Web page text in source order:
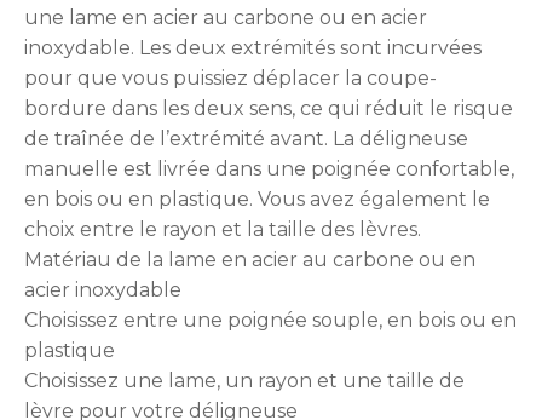
une lame en acier au carbone ou en acier
inoxydable. Les deux extrémités sont incurvées
pour que vous puissiez déplacer la coupe-
bordure dans les deux sens, ce qui réduit le risque
de traînée de l’extrémité avant. La déligneuse
manuelle est livrée dans une poignée confortable,
en bois ou en plastique. Vous avez également le
choix entre le rayon et la taille des lèvres.
Matériau de la lame en acier au carbone ou en
acier inoxydable
Choisissez entre une poignée souple, en bois ou en
plastique
Choisissez une lame, un rayon et une taille de
lèvre pour votre déligneuse